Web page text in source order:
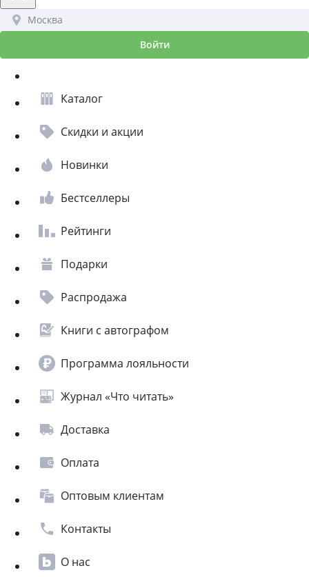
Москва
Войти
Каталог
Скидки и акции
Новинки
Бестселлеры
Рейтинги
Подарки
Распродажа
Книги с автографом
Программа лояльности
Журнал «Что читать»
Доставка
Оплата
Оптовым клиентам
Контакты
О нас